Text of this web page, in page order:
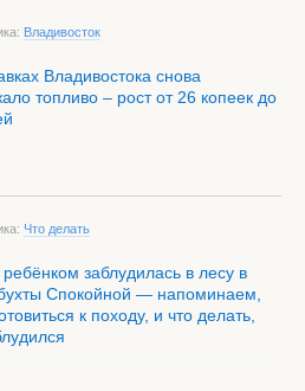
Владивосток
Владивостока снова
топливо – рост от 26 копеек до
Что делать
заблудилась в лесу в
Спокойной — напоминаем,
к походу, и что делать,